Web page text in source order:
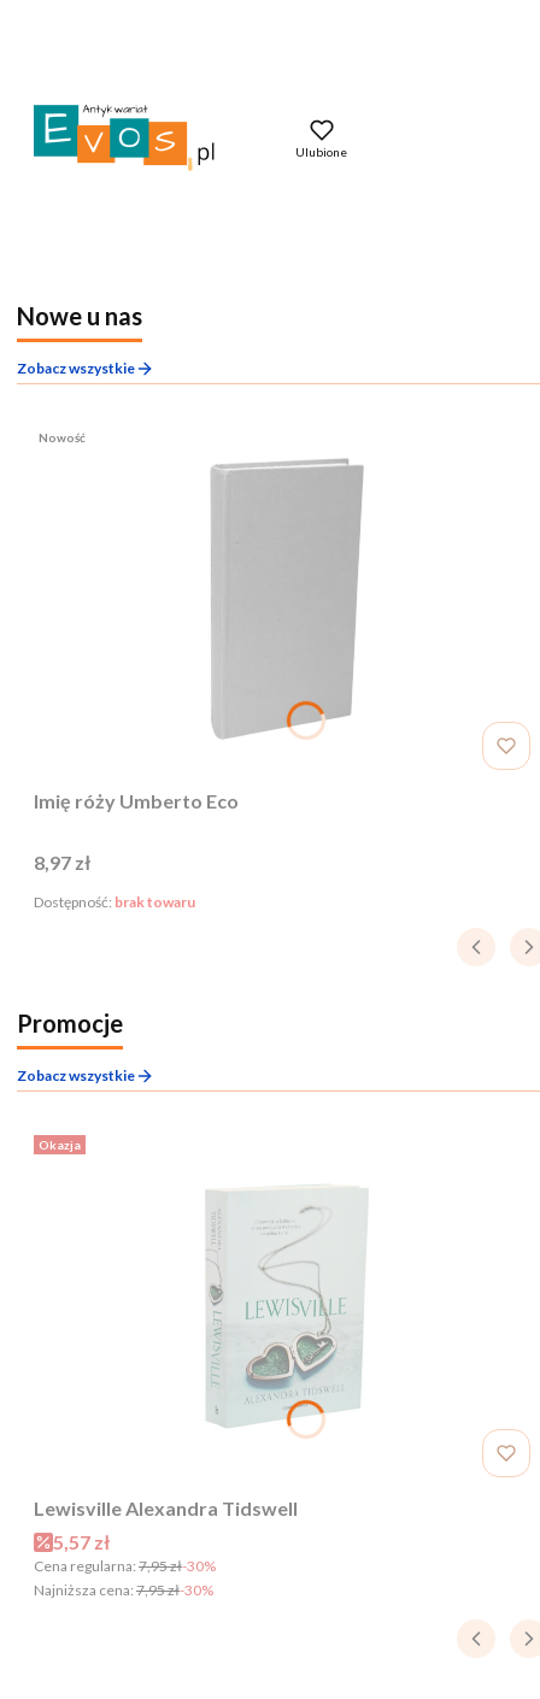
Ulubione
Nowe u nas
Zobacz wszystkie
Nowość
Imię róży Umberto Eco
Cena
8,97 zł
Dostępność: brak towaru
Promocje
Zobacz wszystkie
Okazja
Lewisville Alexandra Tidswell
Cena promocyjna
5,57 zł
Cena regularna: 7,95 zł-30%
Najniższa cena: 7,95 zł-30%